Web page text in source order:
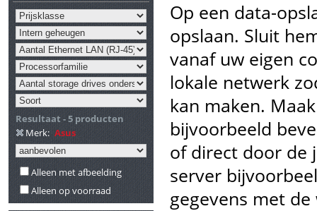
Resultaat - 5 producten
Merk: Asus
Alleen met afbeelding
Alleen op voorraad
Op een data-
opslaan. Sluit
vanaf uw eigen
lokale netwerk
kan maken.
bijvoorbeeld
of direct door de
server
gegevens met